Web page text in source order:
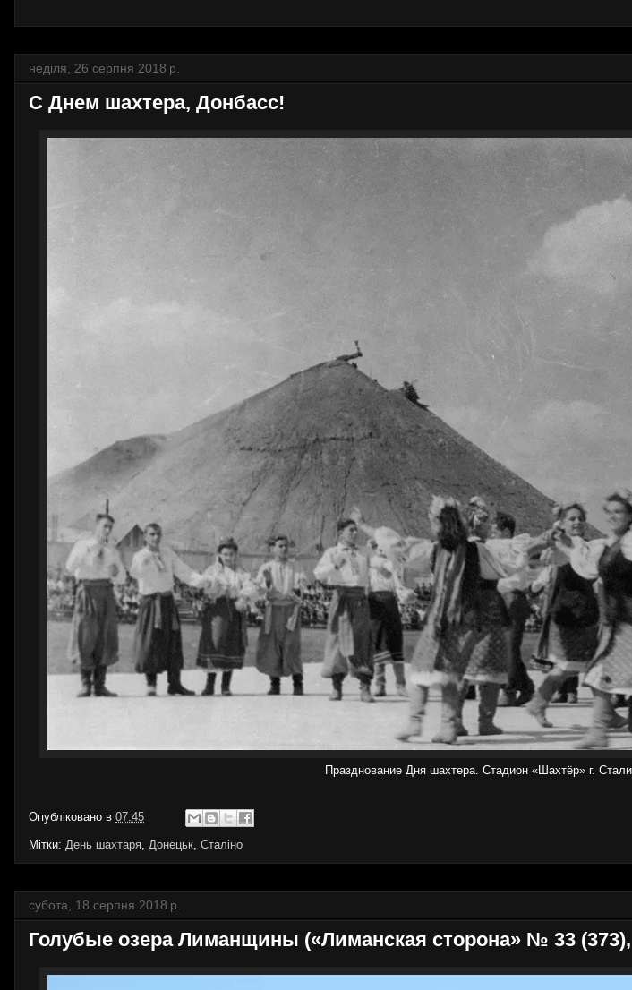
неділя, 26 серпня 2018 р.
С Днем шахтера, Донбасс!
Празднование Дня шахтера . Стадион «Шахтёр» г.
Опубліковано в 07:45
Мітки: День шахтаря Донецьк Сталіно
субота, 18 серпня 2018 р.
Голубые озера Лиманщины («Лиманская сторона» № 33 (373),